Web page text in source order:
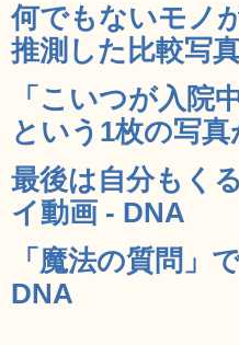
何でもないモノ
推測した比較写
「こいつが入院
という1枚の写
最後は自分もく
イ動画 - DNA
「魔法の質問」
DNA